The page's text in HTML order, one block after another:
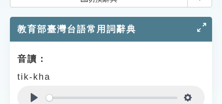
知識索引
遊戲專區
教育部臺灣台語常用詞辭典
音讀：
tik-kha